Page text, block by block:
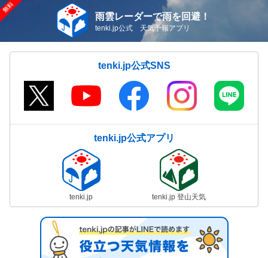
雨雲レーダーで雨を回避！
tenki.jp公式 天気予報アプリ
tenki.jp公式SNS
tenki.jp公式アプリ
tenki.jp tenki.jp 登山天気